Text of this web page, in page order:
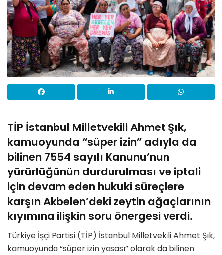
TİP İstanbul Milletvekili Ahmet Şık,
kamuoyunda “süper izin” adıyla da
bilinen 7554 sayılı Kanunu’nun
yürürlüğünün durdurulması ve iptali
için devam eden hukuki süreçlere
karşın Akbelen’deki zeytin ağaçlarının
kıyımına ilişkin soru önergesi verdi.
Türkiye İşçi Partisi (TİP) İstanbul Milletvekili Ahmet Şık,
kamuoyunda “süper izin yasası” olarak da bilinen